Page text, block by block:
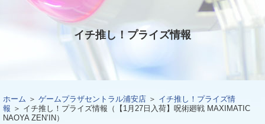
イチ推し！プライズ情報
ホーム ＞ ゲームプラザセントラル浦安店 ＞ イチ推し！プライズ情
報 ＞ イチ推し！プライズ情報（【1月27日入荷】呪術廻戦 MAXIMATIC
NAOYA ZEN’IN）